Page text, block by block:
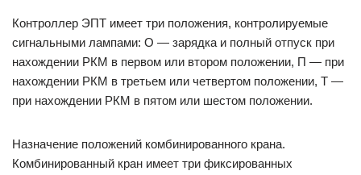
Контроллер ЭПТ имеет три положения, контролируемые
сигнальными лампами: О — зарядка и полный отпуск при
нахождении РКМ в первом или втором положении, П — при
нахождении РКМ в третьем или четвертом положении, Т —
при нахождении РКМ в пятом или шестом положении.
Назначение положений комбинированного крана.
Комбинированный кран имеет три фиксированных